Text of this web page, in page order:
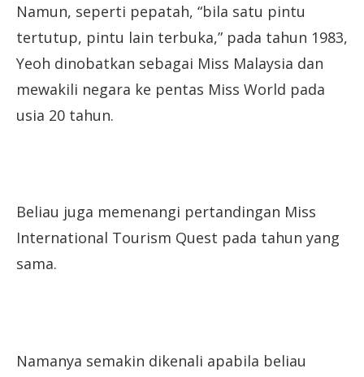
Namun, seperti pepatah, “bila satu pintu
tertutup, pintu lain terbuka,” pada tahun 1983,
Yeoh dinobatkan sebagai Miss Malaysia dan
mewakili negara ke pentas Miss World pada
usia 20 tahun.
Beliau juga memenangi pertandingan Miss
International Tourism Quest pada tahun yang
sama.
Namanya semakin dikenali apabila beliau